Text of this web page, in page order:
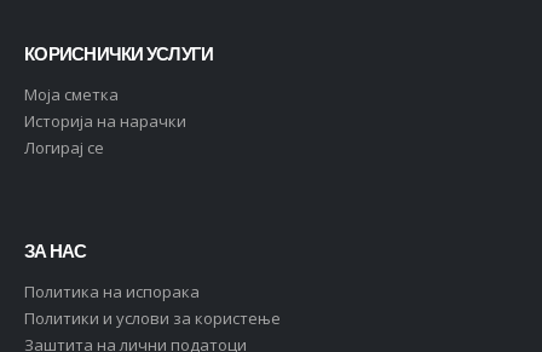
КОРИСНИЧКИ УСЛУГИ
Moja сметка
Историја на нарачки
Логирај се
ЗА НАС
Политика на испорака
Политики и услови за користење
Заштита на лични податоци